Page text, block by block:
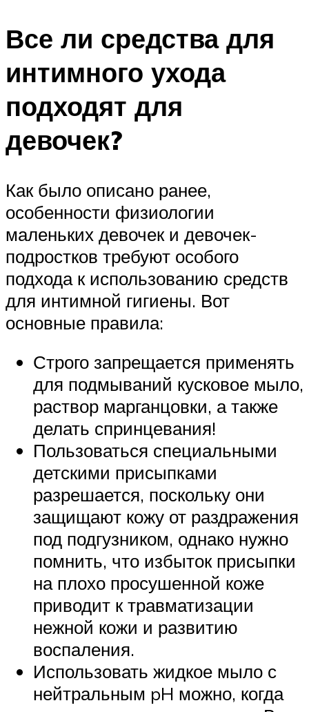
Все ли средства для
интимного ухода
подходят для
девочек?
Как было описано ранее,
особенности физиологии
маленьких девочек и девочек-
подростков требуют особого
подхода к использованию средств
для интимной гигиены. Вот
основные правила:
Строго запрещается применять
для подмываний кусковое мыло,
раствор марганцовки, а также
делать спринцевания!
Пользоваться специальными
детскими присыпками
разрешается, поскольку они
защищают кожу от раздражения
под подгузником, однако нужно
помнить, что избыток присыпки
на плохо просушенной коже
приводит к травматизации
нежной кожи и развитию
воспаления.
Использовать жидкое мыло с
нейтральным pH можно, когда